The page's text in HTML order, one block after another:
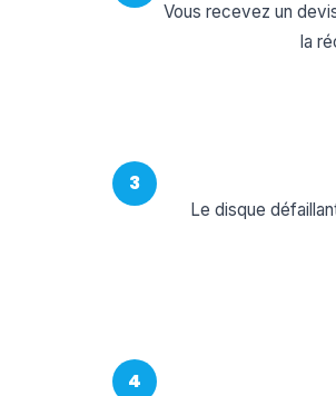
Vous recevez un
la
3
Le disque
4